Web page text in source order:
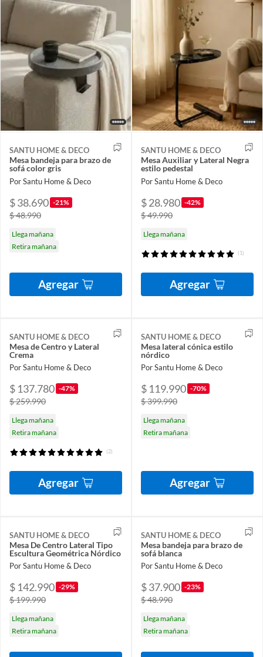
SANTU HOME & DECO
Mesa bandeja para brazo de
sofá color gris
Por Santu Home & Deco
$ 38.690 -21%
$ 48.990
Llega mañana
Retira mañana
Agregar
SANTU HOME & DECO
Mesa Auxiliar y Lateral Negra
estilo pedestal
Por Santu Home & Deco
$ 28.980 -42%
$ 49.990
Llega mañana
(1)
Agregar
SANTU HOME & DECO
Mesa de Centro y Lateral
Crema
Por Santu Home & Deco
$ 137.780 -47%
$ 259.990
Llega mañana
Retira mañana
(2)
Agregar
SANTU HOME & DECO
Mesa lateral cónica estilo
nórdico
Por Santu Home & Deco
$ 119.990 -70%
$ 399.990
Llega mañana
Retira mañana
Agregar
SANTU HOME & DECO
Mesa De Centro Lateral Tipo
Escultura Geométrica Nórdico
Por Santu Home & Deco
$ 142.990 -29%
$ 199.990
Llega mañana
Retira mañana
SANTU HOME & DECO
Mesa bandeja para brazo de
sofá blanca
Por Santu Home & Deco
$ 37.900 -23%
$ 48.990
Llega mañana
Retira mañana